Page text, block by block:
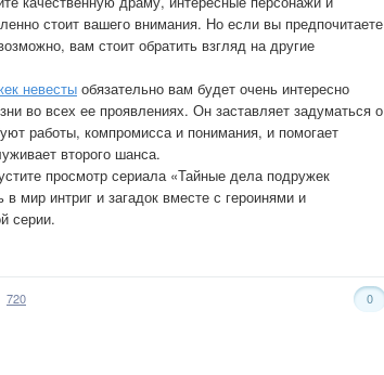
стоит вашего внимания. Но если вы предпочитаете
вам стоит обратить взгляд на другие
невесты обязательно вам будет очень интересно
во всех ее проявлениях. Он заставляет задуматься о
работы, компромисса и понимания, и помогает
второго шанса.
просмотр сериала «Тайные дела подружек
мир интриг и загадок вместе с героинями и
серии.
0
720